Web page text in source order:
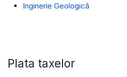
Inginerie Geologică
Plata taxelor